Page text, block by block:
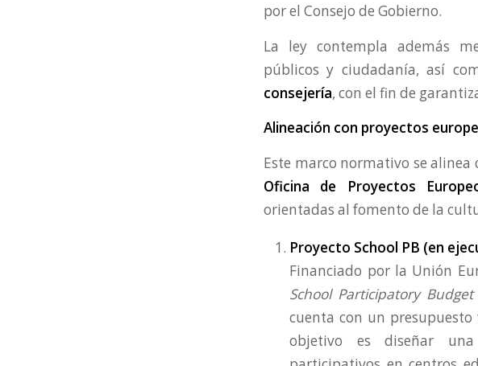
por el Consejo de Gobierno.
La ley contempla además
públicos y ciudadanía, así
consejería, con el fin de
Alineación con proyectos
Este marco normativo se
Oficina de Proyectos
orientadas al fomento de la
Proyecto School PB (en
Financiado por la Unión
School Participatory Budget
cuenta con un presupuesto
objetivo es diseñar